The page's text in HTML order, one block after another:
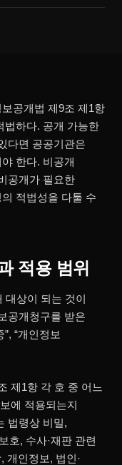
공개법 제9조 제1항
법하다. 공개 가능한
다면 공공기관은
한다. 비공개
공개가 필요한
적법성을 다툴 수
적용 범위
대상이 되는 것이
공개청구를 받은
“개인정보
제1항 각 호 중 어느
에 적용되는지
법령상 비밀,
호, 수사·재판 관련
개인정보, 법인·